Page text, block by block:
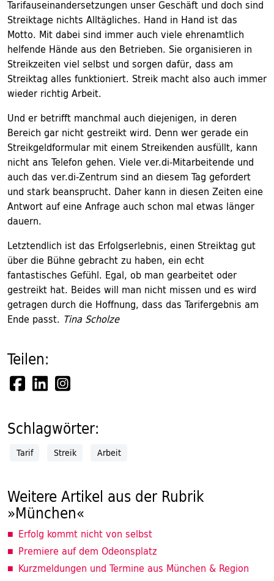
Tarifauseinandersetzungen unser Geschäft und doch sind
Streiktage nichts Alltägliches. Hand in Hand ist das
Motto. Mit dabei sind immer auch viele ehrenamtlich
helfende Hände aus den Betrieben. Sie organisieren in
Streikzeiten viel selbst und sorgen dafür, dass am
Streiktag alles funktioniert. Streik macht also auch immer
wieder richtig Arbeit.
Und er betrifft manchmal auch diejenigen, in deren
Bereich gar nicht gestreikt wird. Denn wer gerade ein
Streikgeldformular mit einem Streikenden ausfüllt, kann
nicht ans Telefon gehen. Viele ver.di-Mitarbeitende und
auch das ver.di-Zentrum sind an diesem Tag gefordert
und stark beansprucht. Daher kann in diesen Zeiten eine
Antwort auf eine Anfrage auch schon mal etwas länger
dauern.
Letztendlich ist das Erfolgserlebnis, einen Streiktag gut
über die Bühne gebracht zu haben, ein echt
fantastisches Gefühl. Egal, ob man gearbeitet oder
gestreikt hat. Beides will man nicht missen und es wird
getragen durch die Hoffnung, dass das Tarifergebnis am
Ende passt. Tina Scholze
Teilen:
Schlagwörter:
Tarif Streik Arbeit
Weitere Artikel aus der Rubrik
»München«
Erfolg kommt nicht von selbst
Premiere auf dem Odeonsplatz
Kurzmeldungen und Termine aus München & Region